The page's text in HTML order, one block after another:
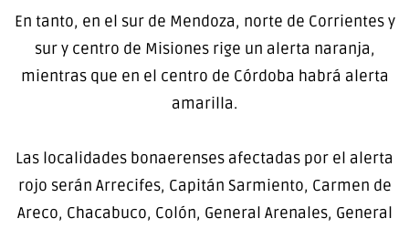
En tanto, en el sur de Mendoza, norte de Corrientes y
sur y centro de Misiones rige un alerta naranja,
mientras que en el centro de Córdoba habrá alerta
amarilla.
Las localidades bonaerenses afectadas por el alerta
rojo serán Arrecifes, Capitán Sarmiento, Carmen de
Areco, Chacabuco, Colón, General Arenales, General